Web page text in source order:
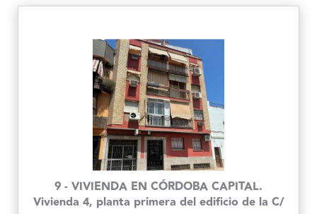
9 - VIVIENDA EN CÓRDOBA CAPITAL.
Vivienda 4, planta primera del edificio de la C/